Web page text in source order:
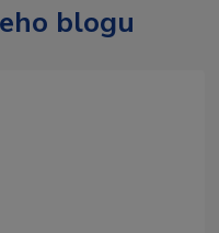
blogu